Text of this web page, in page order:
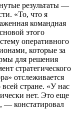
результаты —
«То, что я
командная
этого
оперативного
которые за
для решения
стратегического
отслеживается
стране. «У нас
нет. Это еще
— констатировал